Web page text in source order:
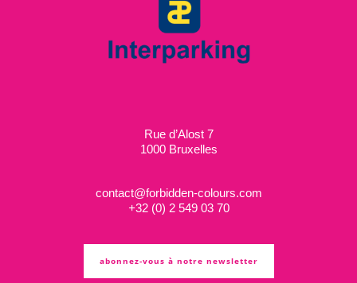
Rue d’Alost 7
1000 Bruxelles
contact@forbidden-colours.com
+32 (0) 2 549 03 70
abonnez-vous à notre newsletter